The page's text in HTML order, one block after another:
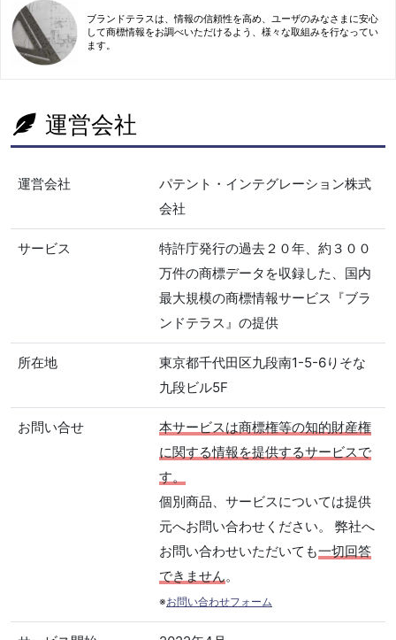
ブランドテラスは、情報の信頼性を高め、ユーザのみなさまに安心
して商標情報をお調べいただけるよう、様々な取組みを行なってい
ます。
運営会社
運営会社
パテント・インテグレーション株式
会社
サービス
特許庁発行の過去２０年、約３００
万件の商標データを収録した、国内
最大規模の商標情報サービス『ブラ
ンドテラス』の提供
所在地
東京都千代田区九段南1-5-6りそな
九段ビル5F
お問い合せ
本サービスは商標権等の知的財産権
に関する情報を提供するサービスで
す。
個別商品、サービスについては提供
元へお問い合わせください。 弊社へ
お問い合わせいただいても一切回答
できません。
※お問い合わせフォーム